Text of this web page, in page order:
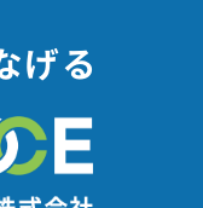
げる